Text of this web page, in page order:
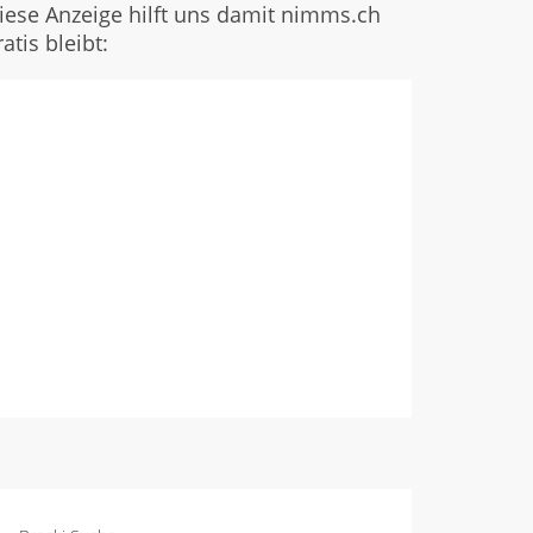
Anzeige hilft uns damit nimms.ch
bleibt: